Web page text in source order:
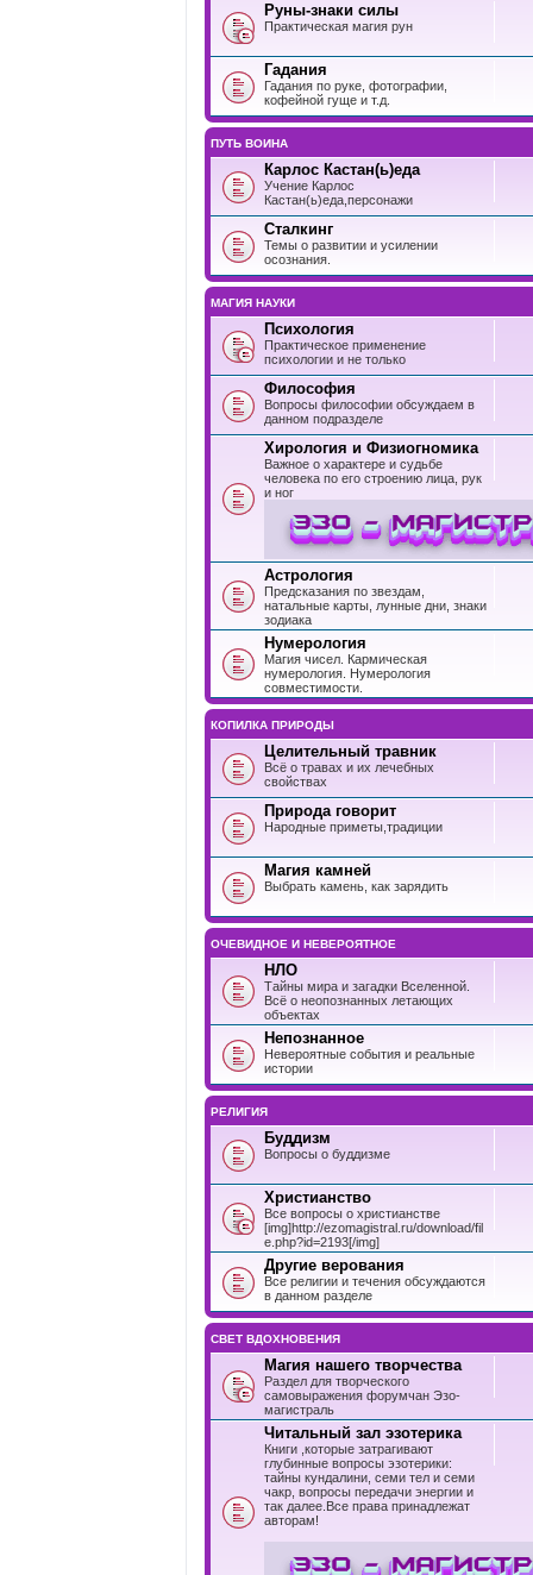
Руны-знаки силы
Практическая магия рун
Гадания
Гадания по руке, фотографии,
кофейной гуще и т.д.
ПУТЬ ВОИНА
Карлос Кастан(ь)еда
Учение Карлос
Кастан(ь)еда,персонажи
Сталкинг
Темы о развитии и усилении
осознания.
МАГИЯ НАУКИ
Психология
Практическое применение
психологии и не только
Философия
Вопросы философии обсуждаем в
данном подразделе
Хирология и Физиогномика
Важное о характере и судьбе
человека по его строению лица, рук
и ног
Астрология
Предсказания по звездам,
натальные карты, лунные дни, знаки
зодиака
Нумерология
Магия чисел. Кармическая
нумерология. Нумерология
совместимости.
КОПИЛКА ПРИРОДЫ
Целительный травник
Всё о травах и их лечебных
свойствах
Природа говорит
Народные приметы,традиции
Магия камней
Выбрать камень, как зарядить
ОЧЕВИДНОЕ И НЕВЕРОЯТНОЕ
НЛО
Тайны мира и загадки Вселенной.
Всё о неопознанных летающих
объектах
Непознанное
Невероятные события и реальные
истории
РЕЛИГИЯ
Буддизм
Вопросы о буддизме
Христианство
Все вопросы о христианстве
[img]http://ezomagistral.ru/download/fil
e.php?id=2193[/img]
Другие верования
Все религии и течения обсуждаются
в данном разделе
СВЕТ ВДОХНОВЕНИЯ
Магия нашего творчества
Раздел для творческого
самовыражения форумчан Эзо-
магистраль
Читальный зал эзотерика
Книги ,которые затрагивают
глубинные вопросы эзотерики:
тайны кундалини, семи тел и семи
чакр, вопросы передачи энергии и
так далее.Все права принадлежат
авторам!